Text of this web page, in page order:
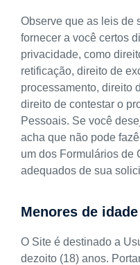
Observe que as leis de
fornecer a você certos
privacidade, como
retificação, direito de
processamento, direito
direito de contestar o
Pessoais. Se você
acha que não pode
um dos Formulários de
adequados de sua
Menores de idade
O Site é destinado a
dezoito (18) anos.